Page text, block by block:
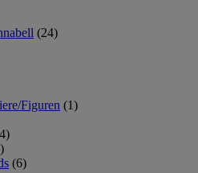
(24)
Figuren (1)
(6)